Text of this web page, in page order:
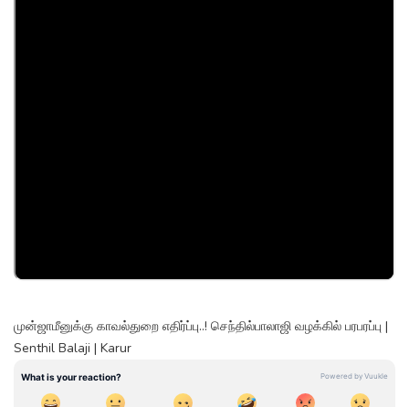
முன்ஜாமீனுக்கு காவல்துறை எதிர்ப்பு..! செந்தில்பாலாஜி வழக்கில் பரபரப்பு |
Senthil Balaji | Karur